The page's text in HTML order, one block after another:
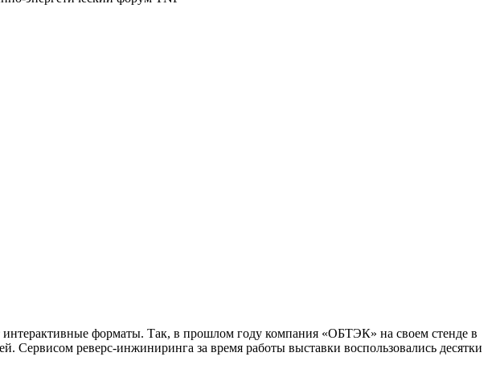
форматы. Так, в прошлом году компания «ОБТЭК» на своем стенде в
Сервисом реверс-инжиниринга за время работы выставки воспользовались десятки